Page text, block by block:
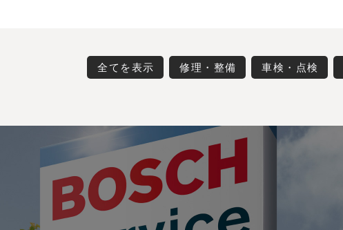
全てを表示 修理・整備 車検・点検